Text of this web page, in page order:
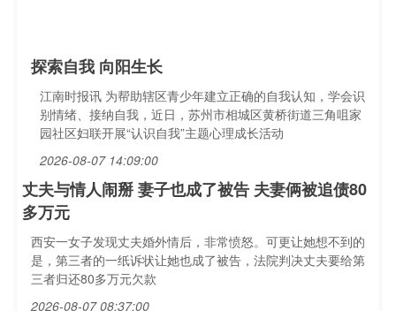
探索自我 向阳生长
江南时报讯 为帮助辖区青少年建立正确的自我认知，学会识
别情绪、接纳自我，近日，苏州市相城区黄桥街道三角咀家
园社区妇联开展“认识自我”主题心理成长活动
2026-08-07 14:09:00
丈夫与情人闹掰 妻子也成了被告 夫妻俩被追债80
多万元
西安一女子发现丈夫婚外情后，非常愤怒。可更让她想不到的
是，第三者的一纸诉状让她也成了被告，法院判决丈夫要给第
三者归还80多万元欠款
2026-08-07 08:37:00